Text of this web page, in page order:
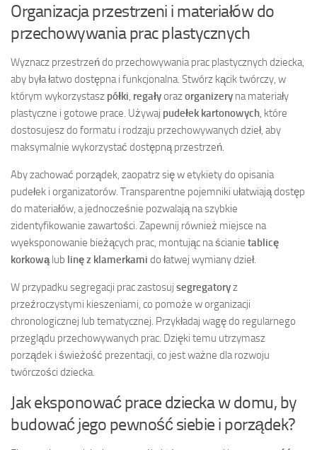
Organizacja przestrzeni i materiałów do
przechowywania prac plastycznych
Wyznacz przestrzeń do przechowywania prac plastycznych dziecka,
aby była łatwo dostępna i funkcjonalna. Stwórz kącik twórczy, w
którym wykorzystasz półki, regałyorazorganizery na materiały
plastyczne i gotowe prace. Używaj pudełek kartonowych, które
dostosujesz do formatu i rodzaju przechowywanych dzieł, aby
maksymalnie wykorzystać dostępną przestrzeń.
Aby zachować porządek, zaopatrz się w etykiety do opisania
pudełek i organizatorów. Transparentne pojemniki ułatwiają dostęp
do materiałów, a jednocześnie pozwalają na szybkie
zidentyfikowanie zawartości. Zapewnij również miejsce na
wyeksponowanie bieżących prac, montując na ścianie tablicę
korkowąlub linę z klamerkami do łatwej wymiany dzieł.
W przypadku segregacji prac zastosuj segregatoryz
przeźroczystymi kieszeniami, co pomoże w organizacji
chronologicznej lub tematycznej. Przykładaj wagę do regularnego
przeglądu przechowywanych prac. Dzięki temu utrzymasz
porządek i świeżość prezentacji, co jest ważne dla rozwoju
twórczości dziecka.
Jak eksponować prace dziecka w domu, by
budować jego pewność siebie i porządek?